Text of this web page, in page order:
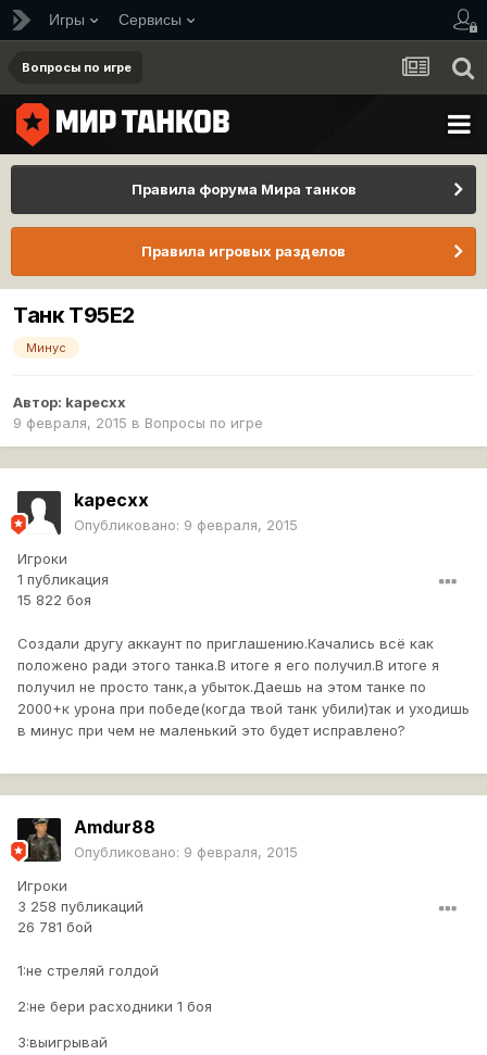
Игры Сервисы
Вопросы по игре
Правила форума Мира танков
Правила игровых разделов
Танк Т95Е2
Минус
Автор: kapecxx
9 февраля, 2015 в Вопросы по игре
kapecxx
Опубликовано: 9 февраля, 2015
Игроки
1 публикация
15 822 боя
Создали другу аккаунт по приглашению.Качались всё как
положено ради этого танка.В итоге я его получил.В итоге я
получил не просто танк,а убыток.Даешь на этом танке по
2000+к урона при победе(когда твой танк убили)так и уходишь
в минус при чем не маленький это будет исправлено?
Amdur88
Опубликовано: 9 февраля, 2015
Игроки
3 258 публикаций
26 781 бой
1:не стреляй голдой
2:не бери расходники 1 боя
3:выигрывай